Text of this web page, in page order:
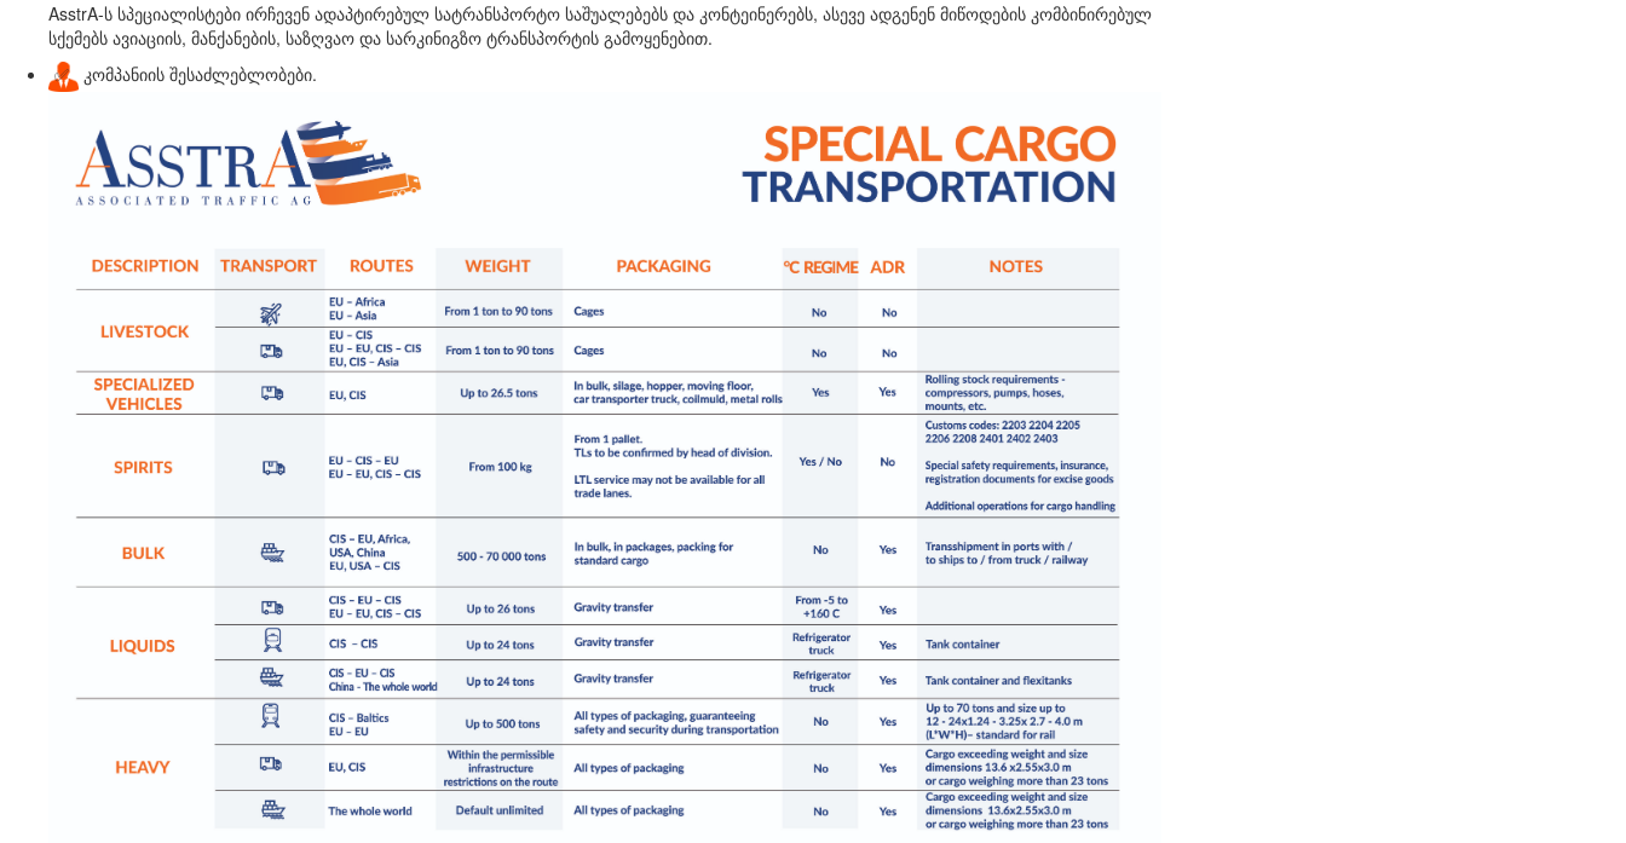
AsstrA-ს სპეციალისტები ირჩევენ ადაპტირებულ სატრანსპორტო საშუალებებს და კონტეინერებს, ასევე ადგენენ მიწოდების კომბინირებულ
სქემებს ავიაციის, მანქანების, საზღვაო და სარკინიგზო ტრანსპორტის გამოყენებით.
✅ კომპანიის შესაძლებლობები.